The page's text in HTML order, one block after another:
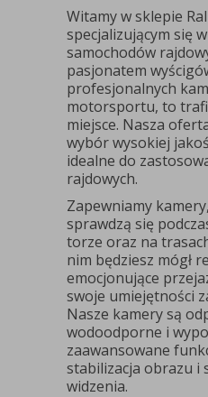
Witamy w sklepie
specjalizującym się
samochodów
pasjonatem
profesjonalnych
motorsportu, to
miejsce. Nasza
wybór wysokiej
idealne do
rajdowych.
Zapewniamy
sprawdzą się
torze oraz na
nim będziesz mógł
emocjonujące
swoje umiejętności
Nasze kamery są
wodoodporne i
zaawansowane
stabilizacja obrazu i
widzenia.